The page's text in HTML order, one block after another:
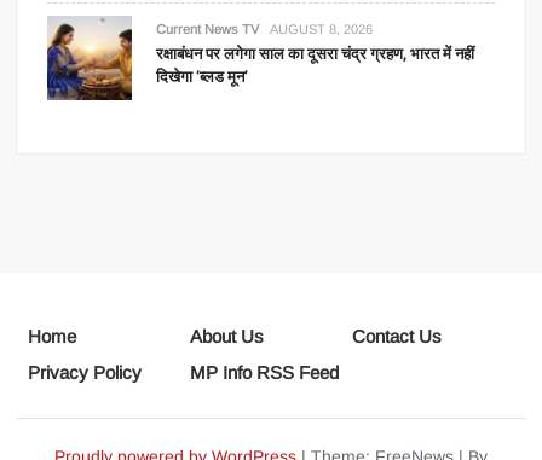
Current News TV AUGUST 8, 2026
रक्षाबंधन पर लगेगा साल का दूसरा चंद्र ग्रहण, भारत में नहीं
दिखेगा ‘ब्लड मून’
Home About Us
Contact Us
Privacy Policy
MP Info RSS Feed